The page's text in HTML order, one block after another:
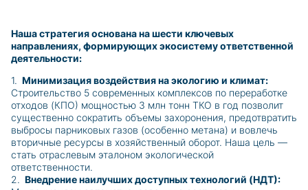
Наша стратегия основана на шести ключевых
направлениях, формирующих экосистему ответственной
деятельности:
1. Минимизация воздействия на экологию и климат:
Строительство 5 современных комплексов по переработке
отходов (КПО) мощностью 3 млн тонн ТКО в год позволит
существенно сократить объемы захоронения, предотвратить
выбросы парниковых газов (особенно метана) и вовлечь
вторичные ресурсы в хозяйственный оборот. Наша цель —
стать отраслевым эталоном экологической
ответственности.
2. Внедрение наилучших доступных технологий (НДТ):